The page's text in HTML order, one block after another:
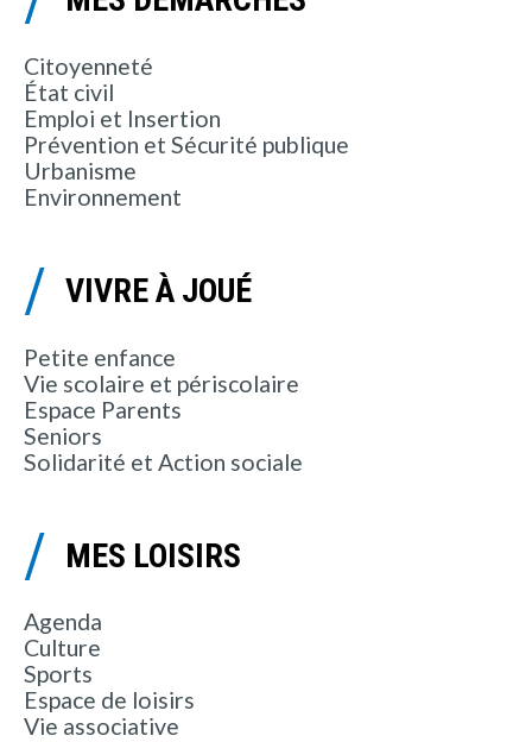
Citoyenneté
État civil
Emploi et Insertion
Prévention et Sécurité publique
Urbanisme
Environnement
VIVRE À JOUÉ
Petite enfance
Vie scolaire et périscolaire
Espace Parents
Seniors
Solidarité et Action sociale
MES LOISIRS
Agenda
Culture
Sports
Espace de loisirs
Vie associative